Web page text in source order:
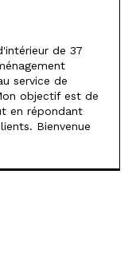
de 37
service de
objectif est de
en répondant
Bienvenue